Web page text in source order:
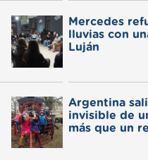
Mercedes
lluvias con
Luján
Argentina
invisible de
más que un